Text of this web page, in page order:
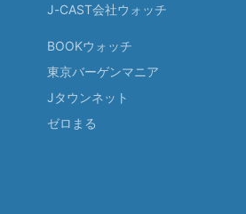
J-CAST会社ウォッチ
BOOKウォッチ
東京バーゲンマニア
Jタウンネット
ゼロまる